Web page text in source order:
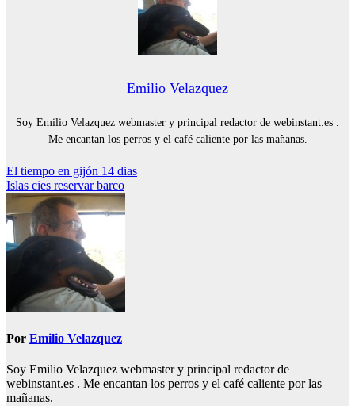
Emilio Velazquez
Soy Emilio Velazquez webmaster y principal redactor de webinstant.es .
Me encantan los perros y el café caliente por las mañanas.
Navegación
de
entradas
El tiempo en gijón 14 dias
Islas cies reservar barco
Por Emilio Velazquez
Soy Emilio Velazquez webmaster y principal redactor de
webinstant.es . Me encantan los perros y el café caliente por las
mañanas.